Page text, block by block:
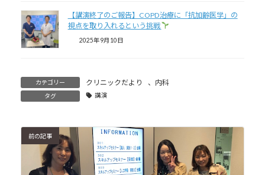
【講演終了のご報告】COPD治療に「抗加齢医学」の
視点を取り入れるという挑戦
2025年9月10日
カテゴリー クリニックだより 、 内科
タグ 講演
前の記事